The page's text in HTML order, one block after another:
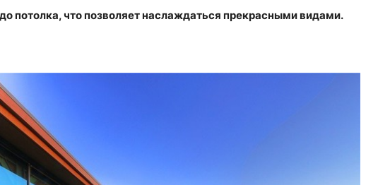
потолка, что позволяет наслаждаться прекрасными видами.